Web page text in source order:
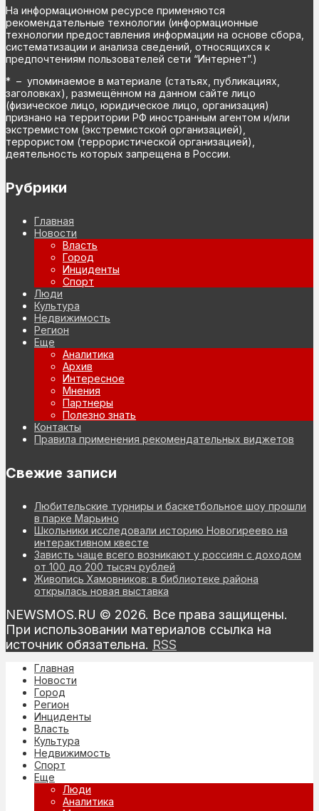
На информационном ресурсе применяются
рекомендательные технологии (информационные
технологии предоставления информации на основе сбора,
систематизации и анализа сведений, относящихся к
предпочтениям пользователей сети “Интернет”.)
* – упоминаемое в материале (статьях, публикациях,
заголовках), размещённом на данном сайте лицо
(физическое лицо, юридическое лицо, организация)
признано на территории РФ иностранным агентом и/или
экстремистом (экстремистской организацией),
террористом (террористической организацией),
деятельность которых запрещена в России.
Рубрики
Главная
Новости
Власть
Город
Инциденты
Спорт
Люди
Культура
Недвижимость
Регион
Еще
Аналитика
Архив
Интересное
Мнения
Партнеры
Полезно знать
Контакты
Правила применения рекомендательных виджетов
Свежие записи
Любительские турниры и баскетбольное шоу прошли
в парке Марьино
Школьники исследовали историю Новогиреево на
интерактивном квесте
Зависть чаще всего возникают у россиян с доходом
от 100 до 200 тысяч рублей
Живопись Хамовников: в библиотеке района
открылась новая выставка
NEWSMOS.RU © 2026. Все права защищены.
При использовании материалов ссылка на
источник обязательна. RSS
Главная
Новости
Город
Регион
Инциденты
Власть
Культура
Недвижимость
Спорт
Еще
Люди
Аналитика